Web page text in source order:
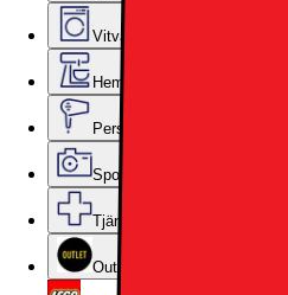
Vitvaror
Hem, Hushåll & Trädgård
Personvård, Hälsa & Skönhet
Sport & Fritid
Tjänster & Tillbehör
Outlet